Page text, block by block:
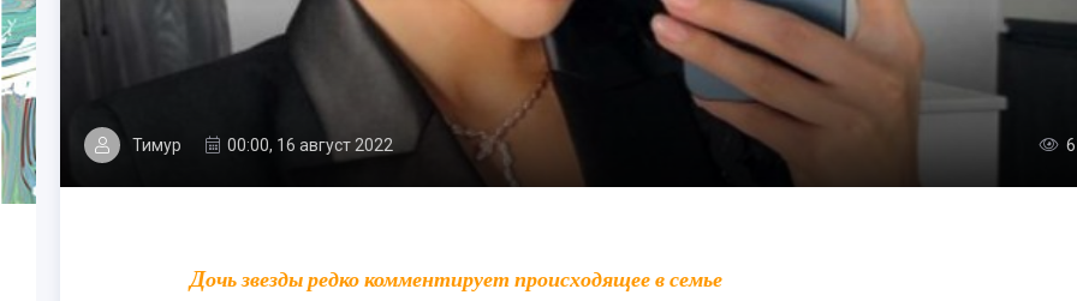
Тимур 00:00, 16 август 2022
Дочь звезды редко комментирует происходящее в семье